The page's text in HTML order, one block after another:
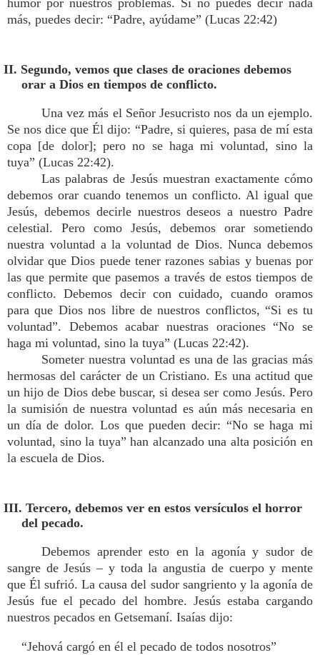
humor por nuestros problemas. Si no puedes decir nada
más, puedes decir: “Padre, ayúdame” (Lucas 22:42)
II. Segundo, vemos que clases de oraciones debemos
orar a Dios en tiempos de conflicto.
Una vez más el Señor Jesucristo nos da un ejemplo.
Se nos dice que Él dijo: “Padre, si quieres, pasa de mí esta
copa [de dolor]; pero no se haga mi voluntad, sino la
tuya” (Lucas 22:42).
Las palabras de Jesús muestran exactamente cómo
debemos orar cuando tenemos un conflicto. Al igual que
Jesús, debemos decirle nuestros deseos a nuestro Padre
celestial. Pero como Jesús, debemos orar sometiendo
nuestra voluntad a la voluntad de Dios. Nunca debemos
olvidar que Dios puede tener razones sabias y buenas por
las que permite que pasemos a través de estos tiempos de
conflicto. Debemos decir con cuidado, cuando oramos
para que Dios nos libre de nuestros conflictos, “Si es tu
voluntad”. Debemos acabar nuestras oraciones “No se
haga mi voluntad, sino la tuya” (Lucas 22:42).
Someter nuestra voluntad es una de las gracias más
hermosas del carácter de un Cristiano. Es una actitud que
un hijo de Dios debe buscar, si desea ser como Jesús. Pero
la sumisión de nuestra voluntad es aún más necesaria en
un día de dolor. Los que pueden decir: “No se haga mi
voluntad, sino la tuya” han alcanzado una alta posición en
la escuela de Dios.
III. Tercero, debemos ver en estos versículos el horror
del pecado.
Debemos aprender esto en la agonía y sudor de
sangre de Jesús – y toda la angustia de cuerpo y mente
que Él sufrió. La causa del sudor sangriento y la agonía de
Jesús fue el pecado del hombre. Jesús estaba cargando
nuestros pecados en Getsemaní. Isaías dijo:
“Jehová cargó en él el pecado de todos nosotros”